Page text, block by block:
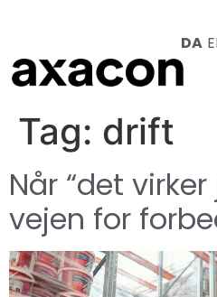
DA
Tag: drift
Når “det
vejen for